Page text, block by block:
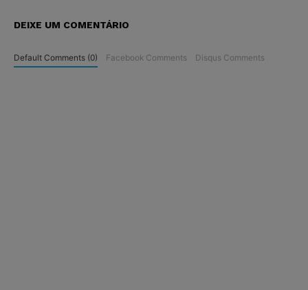
DEIXE UM COMENTÁRIO
Default Comments (0) Facebook Comments Disqus Comments